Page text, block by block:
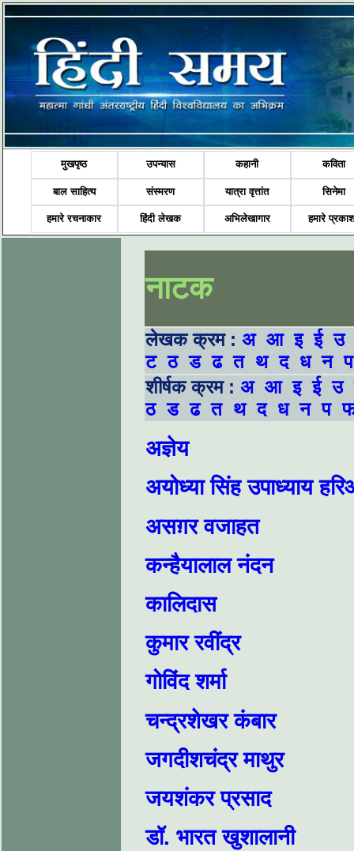
मुखपृष्ठ उपन्यास कहानी कविता
बाल साहित्य संस्मरण यात्रा वृत्तांत सिनेमा
हमारे रचनाकार हिंदी लेखक अभिलेखागार हमारे
नाटक
लेखक क्रम : अ आ इ ई उ
ट ठ ड ढ त थ द ध न प
शीर्षक क्रम : अ आ इ ई उ
ठ ड ढ त थ द ध न प
अज्ञेय
अयोध्या सिंह उपाध्याय
असग़र वजाहत
कन्हैयालाल नंदन
कालिदास
कुमार रवींद्र
गोविंद शर्मा
चन्द्रशेखर कंबार
जगदीशचंद्र माथुर
जयशंकर प्रसाद
डॉ. भारत खुशालानी